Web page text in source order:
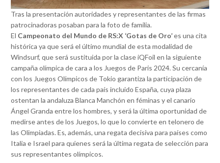
Tras la presentación autoridades y representantes de las firmas
patrocinadoras posaban para la foto de familia.
El Campeonato del Mundo de RS:X ‘Gotas de Oro’es una cita
histórica ya que será el último mundial de esta modalidad de
Windsurf, que será sustituida por la clase iQFoil en la siguiente
campaña olímpica de cara a los Juegos de Paris 2024. Su cercanía
con los Juegos Olímpicos de Tokio garantiza la participación de
los representantes de cada país incluido España, cuya plaza
ostentan la andaluza Blanca Manchón en féminas y el canario
Ángel Granda entre los hombres, y será la última oportunidad de
medirse antes de los Juegos, lo que lo convierte en telonero de
las Olimpiadas. Es, además, una regata decisiva para países como
Italia e Israel para quienes será la última regata de selección para
sus representantes olímpicos.